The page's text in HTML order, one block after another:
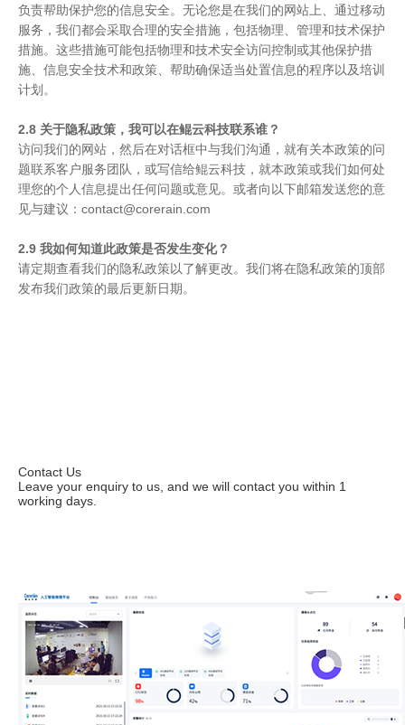
负责帮助保护您的信息安全。无论您是在我们的网站上、通过移动
服务，我们都会采取合理的安全措施，包括物理、管理和技术保护
措施。这些措施可能包括物理和技术安全访问控制或其他保护措
施、信息安全技术和政策、帮助确保适当处置信息的程序以及培训
计划。
2.8 关于隐私政策，我可以在鲲云科技联系谁？
访问我们的网站，然后在对话框中与我们沟通，就有关本政策的问
题联系客户服务团队，或写信给鲲云科技，就本政策或我们如何处
理您的个人信息提出任何问题或意见。或者向以下邮箱发送您的意
见与建议：contact@corerain.com
2.9 我如何知道此政策是否发生变化？
请定期查看我们的隐私政策以了解更改。我们将在隐私政策的顶部
发布我们政策的最后更新日期。
Contact Us
Leave your enquiry to us, and we will contact you within 1
working days.